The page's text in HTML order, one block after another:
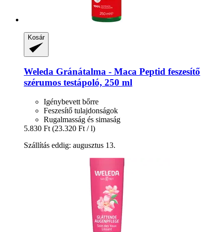
Kosár
Weleda Gránátalma -​ Maca Peptid feszesítő
szérumos testápoló, 250 ml
Igénybevett bőrre
Feszesítő tulajdonságok
Rugalmasság és simaság
5.830 Ft (23.320 Ft / l)
Szállítás eddig: augusztus 13.